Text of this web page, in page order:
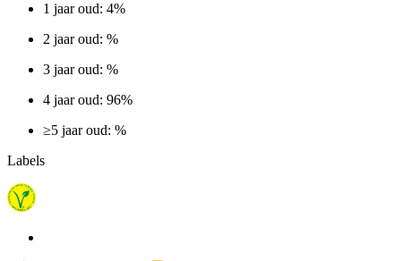
1 jaar oud: 4%
2 jaar oud: %
3 jaar oud: %
4 jaar oud: 96%
≥5 jaar oud: %
Labels